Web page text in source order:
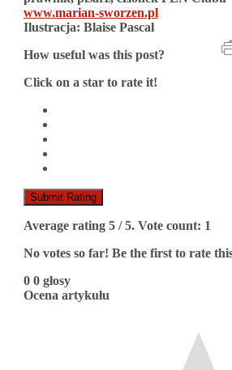
www.marian-sworzen.pl
Ilustracja: Blaise Pascal
How useful was this post?
Click on a star to rate it!
Submit Rating
Average rating 5 / 5. Vote count: 1
No votes so far! Be the first to rate
0 0 głosy
Ocena artykułu